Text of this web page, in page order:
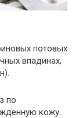
потовых
впадинах,
по
кожу.